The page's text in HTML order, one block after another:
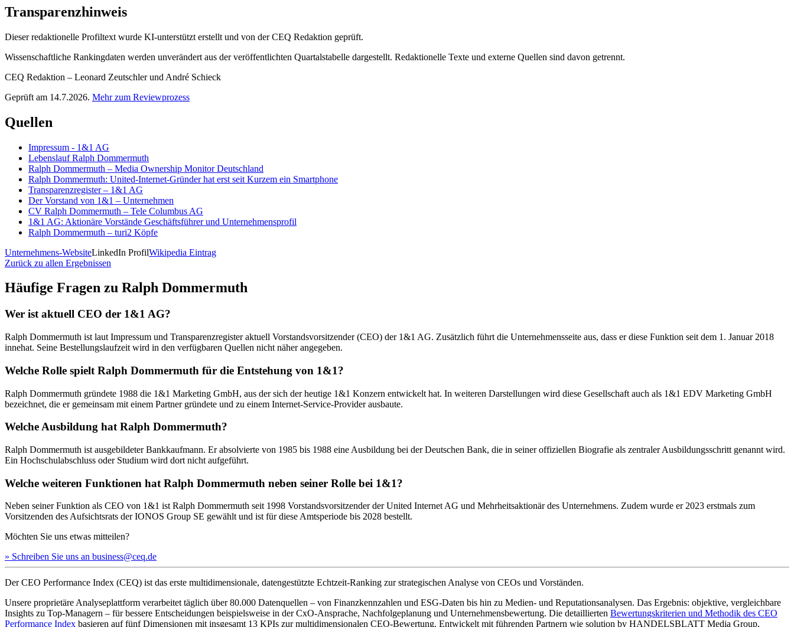
Transparenzhinweis
Dieser redaktionelle Profiltext wurde KI-unterstützt erstellt und von der CEQ Redaktion geprüft.
Wissenschaftliche Rankingdaten werden unverändert aus der veröffentlichten Quartalstabelle dargestellt. Redaktionelle Texte und externe Quellen sind davon getrennt.
CEQ Redaktion – Leonard Zeutschler und André Schieck
Geprüft am 14.7.2026. Mehr zum Reviewprozess
Quellen
Impressum - 1&1 AG
Lebenslauf Ralph Dommermuth
Ralph Dommermuth – Media Ownership Monitor Deutschland
Ralph Dommermuth: United-Internet-Gründer hat erst seit Kurzem ein Smartphone
Transparenzregister – 1&1 AG
Der Vorstand von 1&1 – Unternehmen
CV Ralph Dommermuth – Tele Columbus AG
1&1 AG: Aktionäre Vorstände Geschäftsführer und Unternehmensprofil
Ralph Dommermuth – turi2 Köpfe
Unternehmens-WebsiteLinkedIn ProfilWikipedia Eintrag
Zurück zu allen Ergebnissen
Häufige Fragen zu Ralph Dommermuth
Wer ist aktuell CEO der 1&1 AG?
Ralph Dommermuth ist laut Impressum und Transparenzregister aktuell Vorstandsvorsitzender (CEO) der 1&1 AG. Zusätzlich führt die Unternehmensseite aus, dass er diese Funktion seit dem 1. Januar 2018
innehat. Seine Bestellungslaufzeit wird in den verfügbaren Quellen nicht näher angegeben.
Welche Rolle spielt Ralph Dommermuth für die Entstehung von 1&1?
Ralph Dommermuth gründete 1988 die 1&1 Marketing GmbH, aus der sich der heutige 1&1 Konzern entwickelt hat. In weiteren Darstellungen wird diese Gesellschaft auch als 1&1 EDV Marketing GmbH
bezeichnet, die er gemeinsam mit einem Partner gründete und zu einem Internet-Service-Provider ausbaute.
Welche Ausbildung hat Ralph Dommermuth?
Ralph Dommermuth ist ausgebildeter Bankkaufmann. Er absolvierte von 1985 bis 1988 eine Ausbildung bei der Deutschen Bank, die in seiner offiziellen Biografie als zentraler Ausbildungsschritt genannt wird.
Ein Hochschulabschluss oder Studium wird dort nicht aufgeführt.
Welche weiteren Funktionen hat Ralph Dommermuth neben seiner Rolle bei 1&1?
Neben seiner Funktion als CEO von 1&1 ist Ralph Dommermuth seit 1998 Vorstandsvorsitzender der United Internet AG und Mehrheitsaktionär des Unternehmens. Zudem wurde er 2023 erstmals zum
Vorsitzenden des Aufsichtsrats der IONOS Group SE gewählt und ist für diese Amtsperiode bis 2028 bestellt.
Möchten Sie uns etwas mitteilen?
» Schreiben Sie uns an business@ceq.de
Der CEO Performance Index (CEQ) ist das erste multidimensionale, datengestützte Echtzeit-Ranking zur strategischen Analyse von CEOs und Vorständen.
Unsere proprietäre Analyseplattform verarbeitet täglich über 80.000 Datenquellen – von Finanzkennzahlen und ESG-Daten bis hin zu Medien- und Reputationsanalysen. Das Ergebnis: objektive, vergleichbare
Insights zu Top-Managern – für bessere Entscheidungen beispielsweise in der CxO-Ansprache, Nachfolgeplanung und Unternehmensbewertung. Die detaillierten Bewertungskriterien und Methodik des CEO
Performance Index basieren auf fünf Dimensionen mit insgesamt 13 KPIs zur multidimensionalen CEO-Bewertung. Entwickelt mit führenden Partnern wie solution by HANDELSBLATT Media Group,